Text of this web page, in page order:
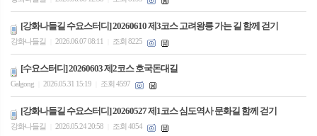
[강화나들길 수요스터디] 20260610 제3코스 고려왕릉 가는 길 함께 걷기
강화나들길 2026.06.07 08:11 조회 8225
[수요스터디] 20260603 제2코스 호국돈대길
Galgong 2026.05.31 15:19 조회 4597
[강화나들길 수요스터디] 20260527 제1코스 심도역사 문화길 함께 걷기
강화나들길 2026.05.24 20:58 조회 4054